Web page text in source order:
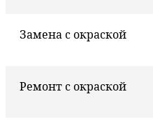
Замена с окраской
Ремонт с окраской